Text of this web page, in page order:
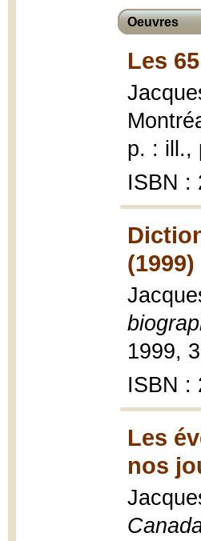
Oeuvres
Les
p. : ill.,
ISBN :
(1999)
1999,
ISBN :
Les
nos